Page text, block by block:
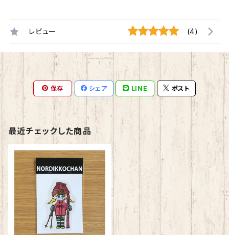
レビュー (4)
保存 シェア LINE ポスト
最近チェックした商品